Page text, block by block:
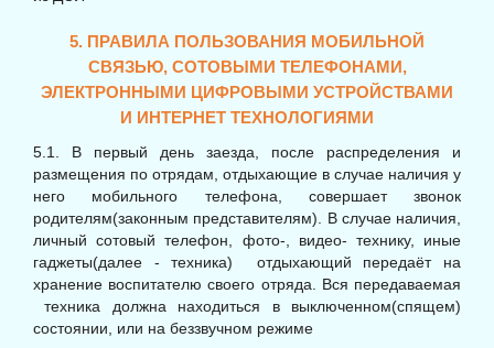
5. ПРАВИЛА ПОЛЬЗОВАНИЯ МОБИЛЬНОЙ
СВЯЗЬЮ, СОТОВЫМИ ТЕЛЕФОНАМИ,
ЭЛЕКТРОННЫМИ ЦИФРОВЫМИ УСТРОЙСТВАМИ
И ИНТЕРНЕТ ТЕХНОЛОГИЯМИ
5.1. В первый день заезда, после распределения и
размещения по отрядам, отдыхающие в случае наличия у
него мобильного телефона, совершает звонок
родителям(законным представителям). В случае наличия,
личный сотовый телефон, фото-, видео- технику, иные
гаджеты(далее - техника) отдыхающий передаёт на
хранение воспитателю своего отряда. Вся передаваемая
техника должна находиться в выключенном(спящем)
состоянии, или на беззвучном режиме